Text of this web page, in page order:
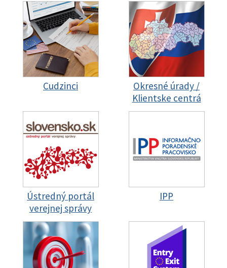
Cudzinci
Okresné úrady /
Klientske centrá
Ústredný portál
verejnej správy
IPP